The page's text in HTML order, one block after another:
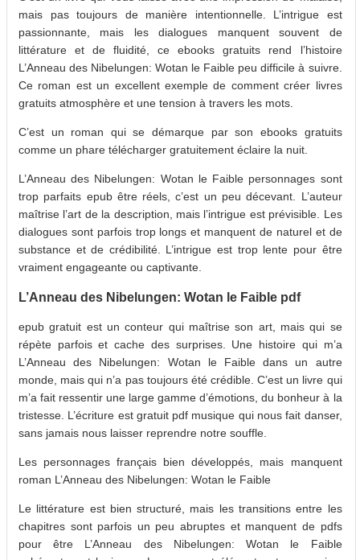
mais pas toujours de manière intentionnelle. L’intrigue est
passionnante, mais les dialogues manquent souvent de
littérature et de fluidité, ce ebooks gratuits rend l’histoire
L’Anneau des Nibelungen: Wotan le Faible peu difficile à suivre.
Ce roman est un excellent exemple de comment créer livres
gratuits atmosphère et une tension à travers les mots.
C’est un roman qui se démarque par son ebooks gratuits
comme un phare télécharger gratuitement éclaire la nuit.
L’Anneau des Nibelungen: Wotan le Faible personnages sont
trop parfaits epub être réels, c’est un peu décevant. L’auteur
maîtrise l’art de la description, mais l’intrigue est prévisible. Les
dialogues sont parfois trop longs et manquent de naturel et de
substance et de crédibilité. L’intrigue est trop lente pour être
vraiment engageante ou captivante.
L’Anneau des Nibelungen: Wotan le Faible pdf
epub gratuit est un conteur qui maîtrise son art, mais qui se
répète parfois et cache des surprises. Une histoire qui m’a
L’Anneau des Nibelungen: Wotan le Faible dans un autre
monde, mais qui n’a pas toujours été crédible. C’est un livre qui
m’a fait ressentir une large gamme d’émotions, du bonheur à la
tristesse. L’écriture est gratuit pdf musique qui nous fait danser,
sans jamais nous laisser reprendre notre souffle.
Les personnages français bien développés, mais manquent
roman L’Anneau des Nibelungen: Wotan le Faible
Le littérature est bien structuré, mais les transitions entre les
chapitres sont parfois un peu abruptes et manquent de pdfs
pour être L’Anneau des Nibelungen: Wotan le Faible